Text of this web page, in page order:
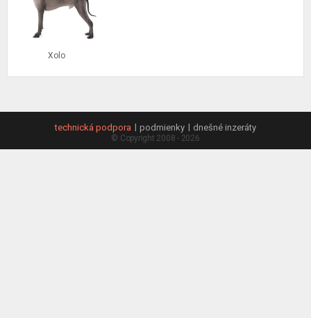
Hľadať podľa typu
Pokročilé vyhľadávanie
Xolo
technická podpora podmienky dnešné inzeráty
© Copyright 2008 - 2026